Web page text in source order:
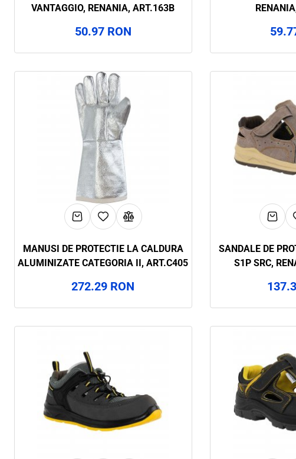
VANTAGGIO, RENANIA, ART.163B
50.97 RON
MANUSI DE PROTECTIE LA CALDURA
ALUMINIZATE CATEGORIA II, ART.C405
272.29 RON
SANDALE DE
S1P SRC,